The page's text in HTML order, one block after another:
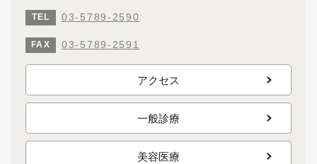
TEL 03-5789-2590
FAX 03-5789-2591
アクセス
一般診療
美容医療